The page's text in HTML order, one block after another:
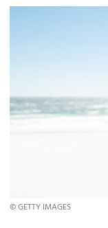
© GETTY IMAGES